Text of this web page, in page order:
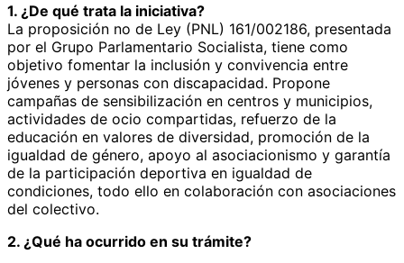
1. ¿De qué trata la iniciativa?
La proposición no de Ley (PNL) 161/002186, presentada
por el Grupo Parlamentario Socialista, tiene como
objetivo fomentar la inclusión y convivencia entre
jóvenes y personas con discapacidad. Propone
campañas de sensibilización en centros y municipios,
actividades de ocio compartidas, refuerzo de la
educación en valores de diversidad, promoción de la
igualdad de género, apoyo al asociacionismo y garantía
de la participación deportiva en igualdad de
condiciones, todo ello en colaboración con asociaciones
del colectivo.
2. ¿Qué ha ocurrido en su trámite?